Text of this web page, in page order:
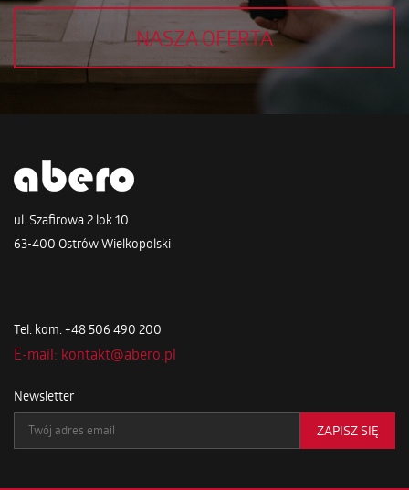
NASZA OFERTA
ul. Szafirowa 2 lok 10
63-400 Ostrów Wielkopolski
Tel. kom. +48 506 490 200
E-mail: kontakt@abero.pl
Newsletter